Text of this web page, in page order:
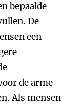
bepaalde
De
een
de arme
Als mensen